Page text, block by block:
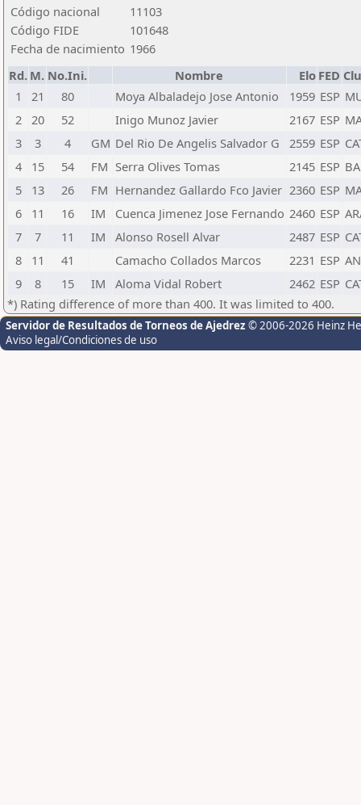
Código nacional
11103
Código FIDE
101648
Fecha de nacimiento 1966
Rd. M. No.Ini. Nombre Elo FED
1
21 80 Moya Albaladejo Jose Antonio 1959 ESP
2 20 52 Inigo Munoz Javier 2167 ESP
3
3 4 GM Del Rio De Angelis Salvador G 2559 ESP
4
15 54 FM Serra Olives Tomas 2145 ESP
5
13 26 FM Hernandez Gallardo Fco Javier 2360 ESP
6
11 16 IM Cuenca Jimenez Jose Fernando 2460 ESP
7
7 11 IM Alonso Rosell Alvar 2487 ESP
8
11 41 Camacho Collados Marcos 2231 ESP
9
8 15 IM Aloma Vidal Robert 2462 ESP
*) Rating difference of more than 400. It was limited to 400.
Servidor de Resultados de Torneos de Ajedrez © 2006-2026 Heinz
Aviso legal/Condiciones de uso